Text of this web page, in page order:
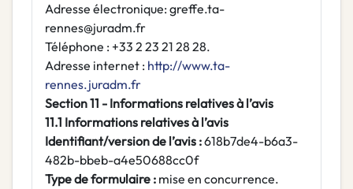
Adresse électronique: greffe.ta-
rennes@juradm.fr
Téléphone : +33 2 23 21 28 28.
Adresse internet : http://www.ta-
rennes.juradm.fr
Section 11 - Informations relatives à l’avis
11.1 Informations relatives à l’avis
Identifiant/version de l’avis :618b7de4-b6a3-
482b-bbeb-a4e50688cc0f
Type de formulaire : mise en concurrence.